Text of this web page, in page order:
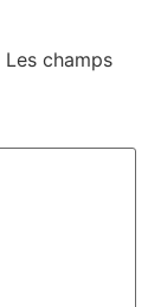
Les champs